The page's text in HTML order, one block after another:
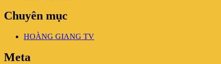
Chuyên mục
HOÀNG GIANG TV
Meta